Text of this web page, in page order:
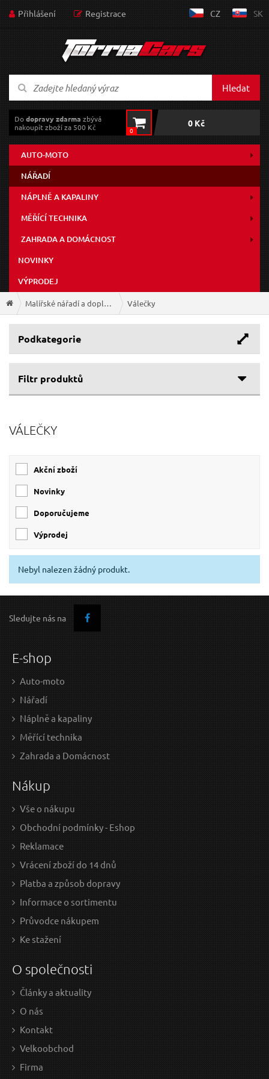
Přihlášení Registrace CZ SK
Hledat
Dodopravy zdarma zbývá
nakoupit zboží za 500 Kč
0
0 Kč
AUTO-MOTO
NÁŘADÍ
NÁPLNĚ A KAPALINY
MĚŘÍCÍ TECHNIKA
ZAHRADA A DOMÁCNOST
NOVINKY
VÝPRODEJ
Malířské nářadí a doplňky Válečky
Podkategorie
Filtr produktů
VÁLEČKY
Akční zboží
Novinky
Doporučujeme
Výprodej
Nebyl nalezen žádný produkt.
Sledujte nás na
E-shop
Auto-moto
Nářadí
Náplně a kapaliny
Měřící technika
Zahrada a Domácnost
Nákup
Vše o nákupu
Obchodní podmínky - Eshop
Reklamace
Vrácení zboží do 14 dnů
Platba a způsob dopravy
Informace o sortimentu
Průvodce nákupem
Ke stažení
O společnosti
Články a aktuality
O nás
Kontakt
Velkoobchod
Firma